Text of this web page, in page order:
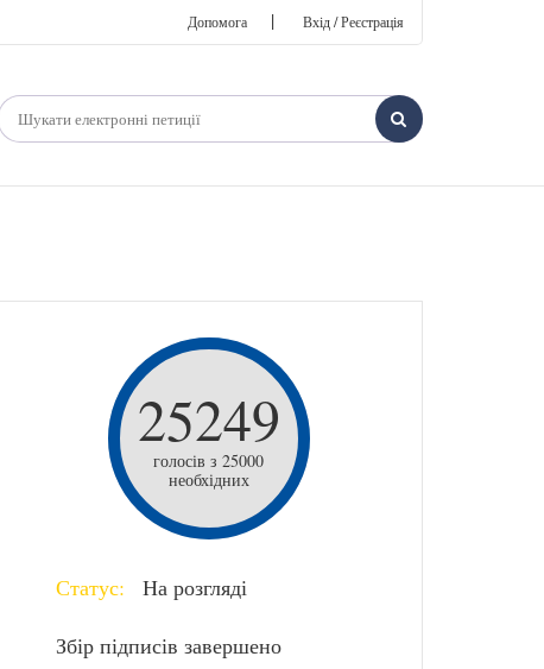
Допомога | Вхід / Реєстрація
25249
голосів з 25000
необхідних
Статус: На розгляді
Збір підписів завершено